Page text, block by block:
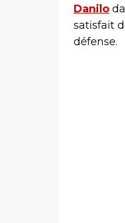
Danilo
satisfait
défense.